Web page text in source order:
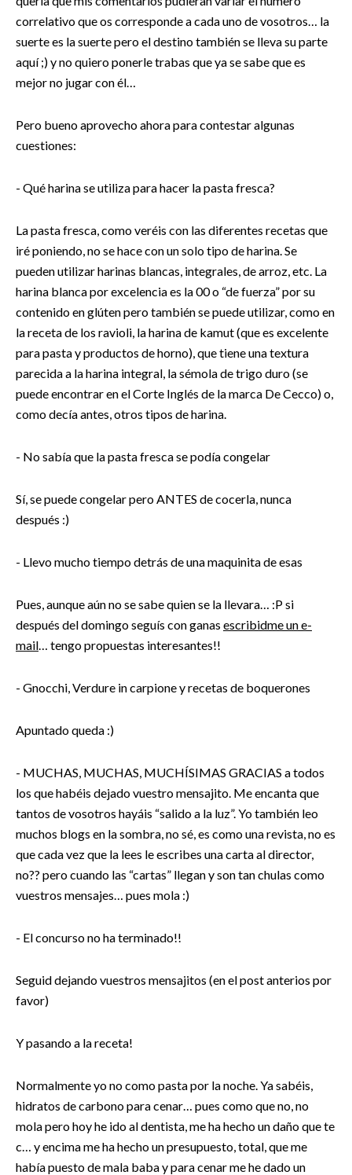
correlativo que os corresponde a cada uno de vosotros… la
suerte es la suerte pero el destino también se lleva su parte
aquí ;) y no quiero ponerle trabas que ya se sabe que es
mejor no jugar con él…
Pero bueno aprovecho ahora para contestar algunas
cuestiones:
- Qué harina se utiliza para hacer la pasta fresca?
La pasta fresca, como veréis con las diferentes recetas que
iré poniendo, no se hace con un solo tipo de harina. Se
pueden utilizar harinas blancas, integrales, de arroz, etc. La
harina blanca por excelencia es la 00 o “de fuerza” por su
contenido en glúten pero también se puede utilizar, como en
la receta de los ravioli, la harina de kamut (que es excelente
para pasta y productos de horno), que tiene una textura
parecida a la harina integral, la sémola de trigo duro (se
puede encontrar en el Corte Inglés de la marca De Cecco) o,
como decía antes, otros tipos de harina.
- No sabía que la pasta fresca se podía congelar
Sí, se puede congelar pero ANTES de cocerla, nunca
después :)
- Llevo mucho tiempo detrás de una maquinita de esas
Pues, aunque aún no se sabe quien se la llevara… :P si
después del domingo seguís con ganas escribidme un e-
mail… tengo propuestas interesantes!!
- Gnocchi, Verdure in carpione y recetas de boquerones
Apuntado queda :)
- MUCHAS, MUCHAS, MUCHÍSIMAS GRACIAS a todos
los que habéis dejado vuestro mensajito. Me encanta que
tantos de vosotros hayáis “salido a la luz”. Yo también leo
muchos blogs en la sombra, no sé, es como una revista, no es
que cada vez que la lees le escribes una carta al director,
no?? pero cuando las “cartas” llegan y son tan chulas como
vuestros mensajes… pues mola :)
- El concurso no ha terminado!!
Seguid dejando vuestros mensajitos (en el post anterios por
favor)
Y pasando a la receta!
Normalmente yo no como pasta por la noche. Ya sabéis,
hidratos de carbono para cenar… pues como que no, no
mola pero hoy he ido al dentista, me ha hecho un daño que te
c… y encima me ha hecho un presupuesto, total, que me
había puesto de mala baba y para cenar me he dado un